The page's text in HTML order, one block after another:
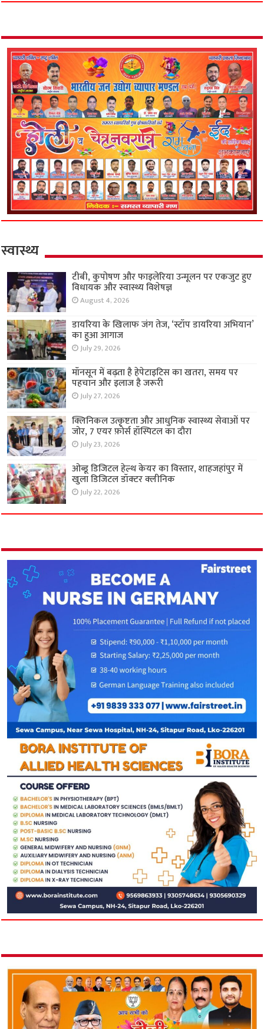
स्वास्थ्य
टीबी, कुपोषण और फाइलेरिया उन्मूलन पर एकजुट हुए
विधायक और स्वास्थ्य विशेषज्ञ
August 4, 2026
डायरिया के खिलाफ जंग तेज, ‘स्टॉप डायरिया अभियान’
का हुआ आगाज
July 29, 2026
मॉनसून में बढ़ता है हेपेटाइटिस का खतरा, समय पर
पहचान और इलाज है जरूरी
July 27, 2026
क्लिनिकल उत्कृष्टता और आधुनिक स्वास्थ्य सेवाओं पर
जोर, 7 एयर फ़ोर्स हॉस्पिटल का दौरा
July 23, 2026
ओब्डू डिजिटल हेल्थ केयर का विस्तार, शाहजहांपुर में
खुला डिजिटल डॉक्टर क्लीनिक
July 22, 2026